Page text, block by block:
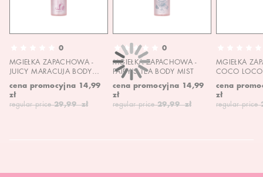
0
MGIEŁKA ZAPACHOWA -
JUICY MARACUJA BODY
cena promocyjna 14,99
zł
regular price 29,99 zł
0
MGIEŁKA ZAPACHOWA -
FAIRY'S TEA BODY MIST
cena promocyjna 14,99
zł
regular price 29,99 zł
MGIEŁKA
COCO
cena
zł
regular price